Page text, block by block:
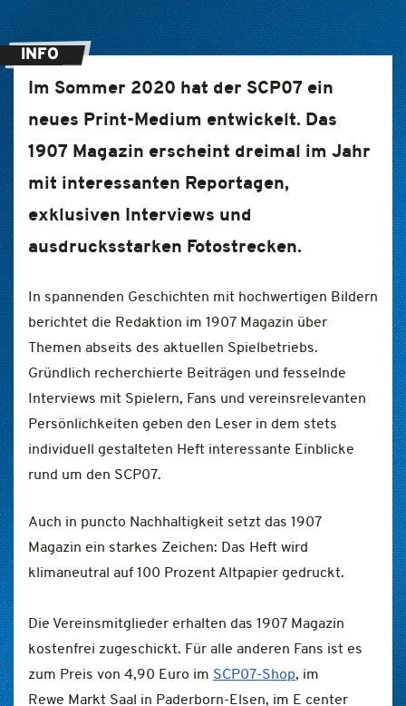
INFO
Im Sommer 2020 hat der SCP07 ein
neues Print-Medium entwickelt. Das
1907 Magazin erscheint dreimal im Jahr
mit interessanten Reportagen,
exklusiven Interviews und
ausdrucksstarken Fotostrecken.
In spannenden Geschichten mit hochwertigen Bildern
berichtet die Redaktion im 1907 Magazin über
Themen abseits des aktuellen Spielbetriebs.
Gründlich recherchierte Beiträgen und fesselnde
Interviews mit Spielern, Fans und vereinsrelevanten
Persönlichkeiten geben den Leser in dem stets
individuell gestalteten Heft interessante Einblicke
rund um den SCP07.
Auch in puncto Nachhaltigkeit setzt das 1907
Magazin ein starkes Zeichen: Das Heft wird
klimaneutral auf 100 Prozent Altpapier gedruckt.
Die Vereinsmitglieder erhalten das 1907 Magazin
kostenfrei zugeschickt. Für alle anderen Fans ist es
zum Preis von 4,90 Euro im SCP07-Shop, im
Rewe Markt Saal in Paderborn-Elsen, im E center